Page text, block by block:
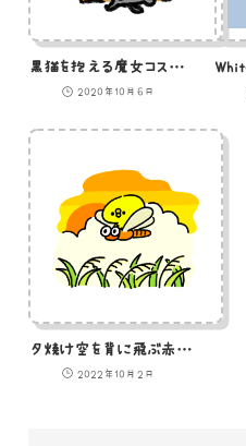
黒猫を抱える魔女コス熊のイラスト
2020年10月6日
夕焼け空を背に飛ぶ赤とんぼとひよこ
2022年10月2日